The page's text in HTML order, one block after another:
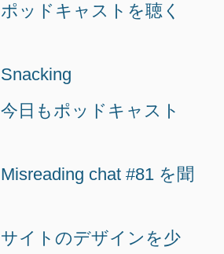
ポッドキャストを聴く
Snacking
今日もポッドキャスト
Misreading chat #81 を聞
サイトのデザインを少